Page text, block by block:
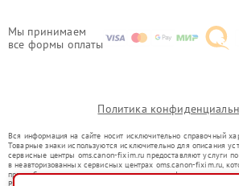
Мы принимаем
все формы оплаты
Политика
Вся информация на сайте носит исключительно справочный
Товарные знаки используются исключительно для описания
сервисные центры oms.canon-fixim.ru предоставляют услуги
в неавторизованных сервисных центрах oms.canon-fixim.ru,
правообладателями товарных знаков или их официальными
Ремонт осуществляется для устройств, уже введенных в